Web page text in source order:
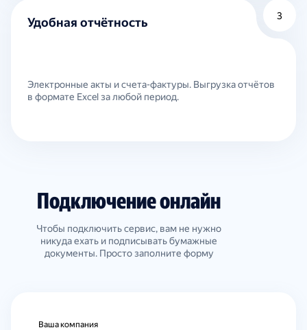
3
Удобная отчётность
Электронные акты и счета-фактуры. Выгрузка отчётов
в формате Excel за любой период.
Подключение онлайн
Чтобы подключить сервис, вам не нужно
никуда ехать и подписывать бумажные
документы. Просто заполните форму
Ваша компания